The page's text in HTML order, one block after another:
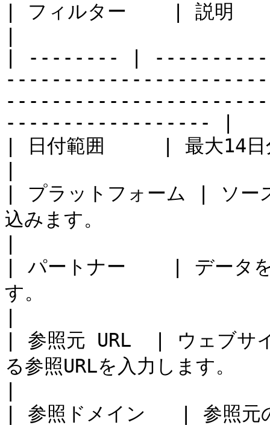
| フィルター    | 説明
| -------- |
------------------ |
| 日付範囲     | 最大14日
| プラットフォーム | ソー
込みます。
| パートナー    | データを
す。
| 参照元 URL  | ウェブサ
る参照URLを入力します。
| 参照ドメイン   | 参照元